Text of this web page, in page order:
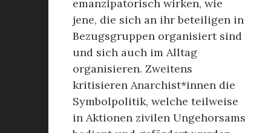
emanzipatorisch wirken, wie
jene, die sich an ihr beteiligen in
Bezugsgruppen organisiert sind
und sich auch im Alltag
organisieren. Zweitens
kritisieren Anarchist*innen die
Symbolpolitik, welche teilweise
in Aktionen zivilen Ungehorsams